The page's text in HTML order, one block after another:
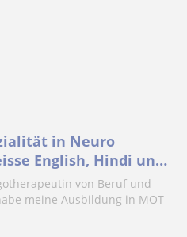
in Neuro
English, Hindi und
von Beruf und
meine Ausbildung in MOT